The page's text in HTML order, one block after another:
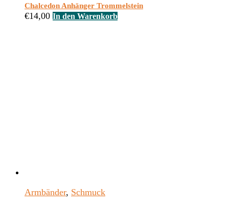
Chalcedon Anhänger Trommelstein
€14,00 In den Warenkorb
Armbänder, Schmuck